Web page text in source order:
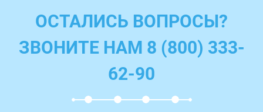
ОСТАЛИСЬ ВОПРОСЫ?
ЗВОНИТЕ НАМ 8 (800) 333-
62-90